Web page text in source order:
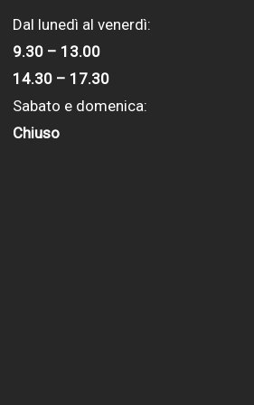
Dal lunedì al venerdì:
9.30 – 13.00
14.30 – 17.30
Sabato e domenica:
Chiuso